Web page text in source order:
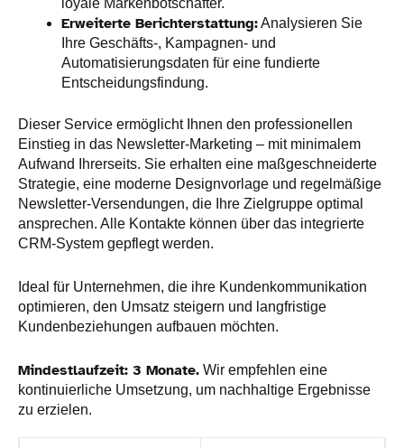
loyale Markenbotschafter.
Erweiterte Berichterstattung:Analysieren Sie
Ihre Geschäfts-, Kampagnen- und
Automatisierungsdaten für eine fundierte
Entscheidungsfindung.
Dieser Service ermöglicht Ihnen den professionellen
Einstieg in das Newsletter-Marketing – mit minimalem
Aufwand Ihrerseits. Sie erhalten eine maßgeschneiderte
Strategie, eine moderne Designvorlage und regelmäßige
Newsletter-Versendungen, die Ihre Zielgruppe optimal
ansprechen. Alle Kontakte können über das integrierte
CRM-System gepflegt werden.
Ideal für Unternehmen, die ihre Kundenkommunikation
optimieren, den Umsatz steigern und langfristige
Kundenbeziehungen aufbauen möchten.
Mindestlaufzeit: 3 Monate. Wir empfehlen eine
kontinuierliche Umsetzung, um nachhaltige Ergebnisse
zu erzielen.